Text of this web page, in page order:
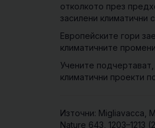
отколкото през
засилени климатични
Европейските гори
климатичните
Учените
климатични проекти
Източни: Migliavacca,
Nature 643, 1203–1213